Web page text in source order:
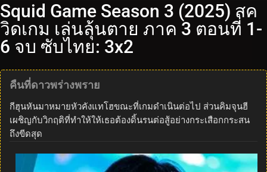
Squid Game Season 3 (2025) สค
วิดเกม เล่นลุ้นตาย ภาค 3 ตอนที่ 1-
6 จบ ซับไทย: 3x2
คืนที่ดาวพร่างพราย
กีฮุนหันมาหมายหัวคังแทโฮขณะที่เกมดำเนินต่อไป ส่วนคิมจุนฮี
เผชิญกับวิกฤติที่ทำให้ให้เธอต้องดิ้นรนต่อสู้อย่างกระเสือกกระสน
ถึงขีดสุด